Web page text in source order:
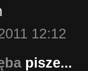
12:12
pisze...